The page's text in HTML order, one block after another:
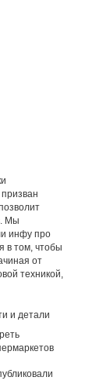
Мы
инфу про
в том, чтобы
от
техникой,
и детали